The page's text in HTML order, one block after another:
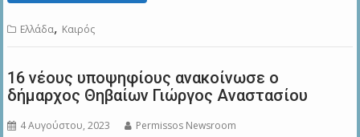
Ελλάδα, Καιρός
16 νέους υποψηφίους ανακοίνωσε ο
δήμαρχος Θηβαίων Γιώργος Αναστασίου
4 Αυγούστου, 2023 Permissos Newsroom